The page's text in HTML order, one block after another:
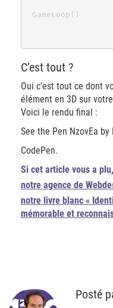
GameLoop()
C’est tout ?
Oui c’est tout ce dont
élément en 3D sur
Voici le rendu final :
See the Pen NzovEa by
CodePen.
Si cet article vous a
notre agence de
notre livre blanc «
mémorable et
Posté